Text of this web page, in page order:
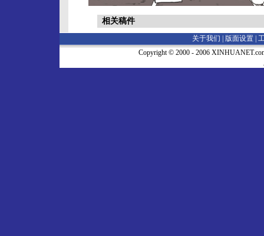
相关稿件
关于我们 | 版面设置
Copyright © 2000 - 2006